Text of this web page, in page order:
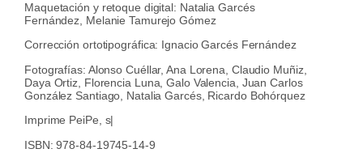
Maquetación y retoque digital: Natalia Garcés
Fernández, Melanie Tamurejo Gómez
Corrección ortotipográfica: Ignacio Garcés Fernández
Fotografías: Alonso Cuéllar, Ana Lorena, Claudio Muñiz,
Daya Ortiz, Florencia Luna, Galo Valencia, Juan Carlos
González Santiago, Natalia Garcés, Ricardo Bohórquez
Imprime PeiPe, s|
ISBN: 978-84-19745-14-9